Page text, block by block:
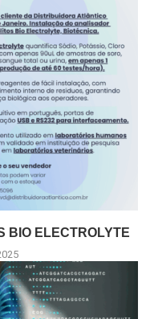
BIO ELECTROLYTE